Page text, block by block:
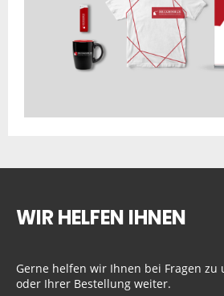
WIR HELFEN IHNEN
Gerne helfen wir Ihnen bei Fragen zu
oder Ihrer Bestellung weiter.